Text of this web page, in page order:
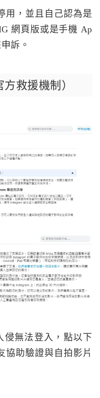
用，並且自己認為是
網頁版或是手機 Ap
訴。
救援機制）
侵無法登入，點以下
協助驗證與自拍影片